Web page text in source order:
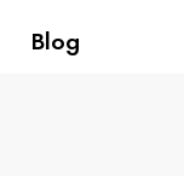
Blog